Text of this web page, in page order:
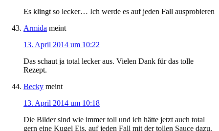
Es klingt so lecker… Ich werde es auf jeden Fall ausprobieren
Armida meint
13. April 2014 um 10:22
Das schaut ja total lecker aus. Vielen Dank für das tolle
Rezept.
Becky meint
13. April 2014 um 10:18
Die Bilder sind wie immer toll und ich hätte jetzt auch total
gern eine Kugel Eis, auf jeden Fall mit der tollen Sauce dazu.